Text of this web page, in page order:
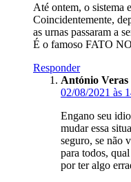
Até ontem, o sistema
Coincidentemente,
as urnas passaram a
É o famoso FATO
Responder
António Veras
02/08/2021 às
Engano seu
mudar essa
seguro, se não
para todos,
por ter algo